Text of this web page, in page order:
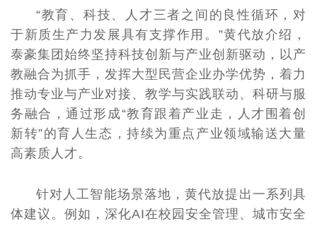
“教育、科技、人才三者之间的良性循环，对
于新质生产力发展具有支撑作用。”黄代放介绍，
泰豪集团始终坚持科技创新与产业创新驱动，以产
教融合为抓手，发挥大型民营企业办学优势，着力
推动专业与产业对接、教学与实践联动、科研与服
务融合，通过形成“教育跟着产业走，人才围着创
新转”的育人生态，持续为重点产业领域输送大量
高素质人才。
针对人工智能场景落地，黄代放提出一系列具
体建议。例如，深化AI在校园安全管理、城市安全